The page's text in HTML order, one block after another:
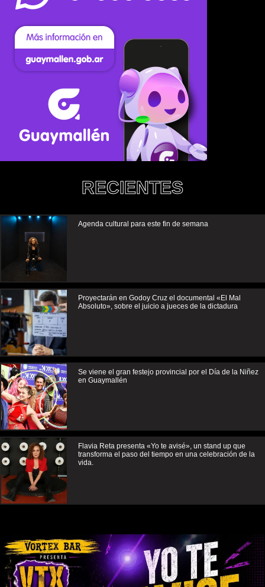
RECIENTES
Agenda cultural para este fin de semana
Proyectarán en Godoy Cruz el documental «El Mal
Absoluto», sobre el juicio a jueces de la dictadura
Se viene el gran festejo provincial por el Día de la Niñez
en Guaymallén
Flavia Reta presenta «Yo te avisé», un stand up que
transforma el paso del tiempo en una celebración de la
vida.